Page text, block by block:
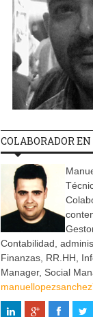
COLABORADOR
Contabilidad,
Finanzas, RR.HH,
Manager, Social